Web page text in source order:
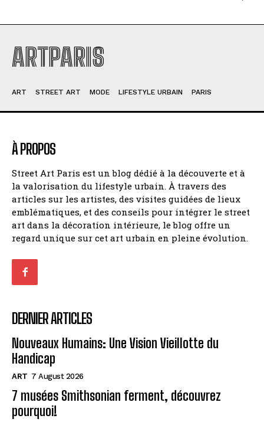
ARTPARIS
ART STREET ART MODE LIFESTYLE URBAIN PARIS
À PROPOS
Street Art Paris est un blog dédié à la découverte et à
la valorisation du lifestyle urbain. À travers des
articles sur les artistes, des visites guidées de lieux
emblématiques, et des conseils pour intégrer le street
art dans la décoration intérieure, le blog offre un
regard unique sur cet art urbain en pleine évolution.
DERNIER ARTICLES
Nouveaux Humains: Une Vision Vieillotte du
Handicap
ART 7 August 2026
7 musées Smithsonian ferment, découvrez
pourquoi!